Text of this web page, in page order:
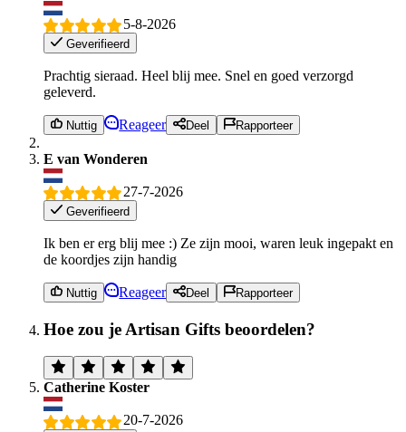
5-8-2026
Geverifieerd
Prachtig sieraad. Heel blij mee. Snel en goed verzorgd
geleverd.
Nuttig Reageer Deel Rapporteer
E van Wonderen
27-7-2026
Geverifieerd
Ik ben er erg blij mee :) Ze zijn mooi, waren leuk ingepakt en
de koordjes zijn handig
Nuttig Reageer Deel Rapporteer
Hoe zou je Artisan Gifts beoordelen?
Catherine Koster
20-7-2026